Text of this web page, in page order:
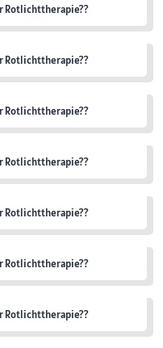
Rotlichttherapie??
Rotlichttherapie??
Rotlichttherapie??
Rotlichttherapie??
Rotlichttherapie??
Rotlichttherapie??
Rotlichttherapie??